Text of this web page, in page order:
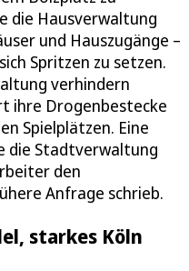
die Hausverwaltung
und Hauszugänge –
Spritzen zu setzen.
verhindern
ihre Drogenbestecke
Spielplätzen. Eine
die Stadtverwaltung
den
Anfrage schrieb.
starkes Köln